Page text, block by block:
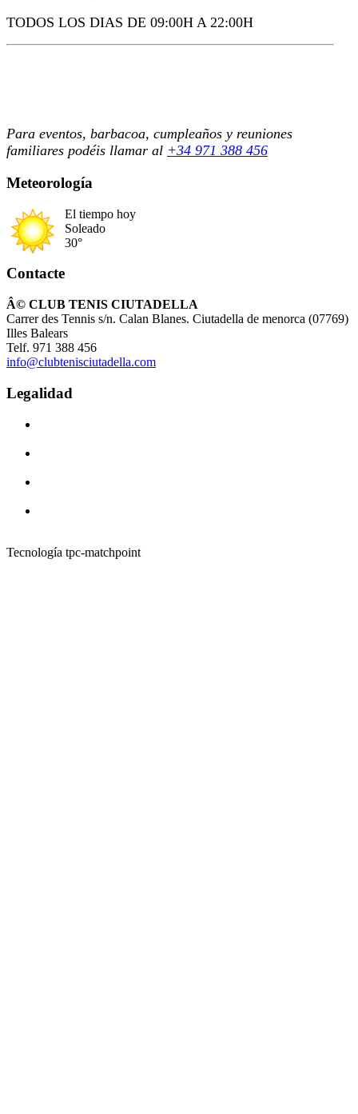
TODOS LOS DIAS DE 09:00H A 22:00H
Para eventos, barbacoa, cumpleaños y reuniones
familiares podéis llamar al +34 971 388 456
Meteorología
El tiempo hoy
Soleado
30°
Contacte
Â© CLUB TENIS CIUTADELLA
Carrer des Tennis s/n. Calan Blanes. Ciutadella de menorca (07769)
Illes Balears
Telf. 971 388 456
info@clubtenisciutadella.com
Legalidad
Tecnología tpc-matchpoint